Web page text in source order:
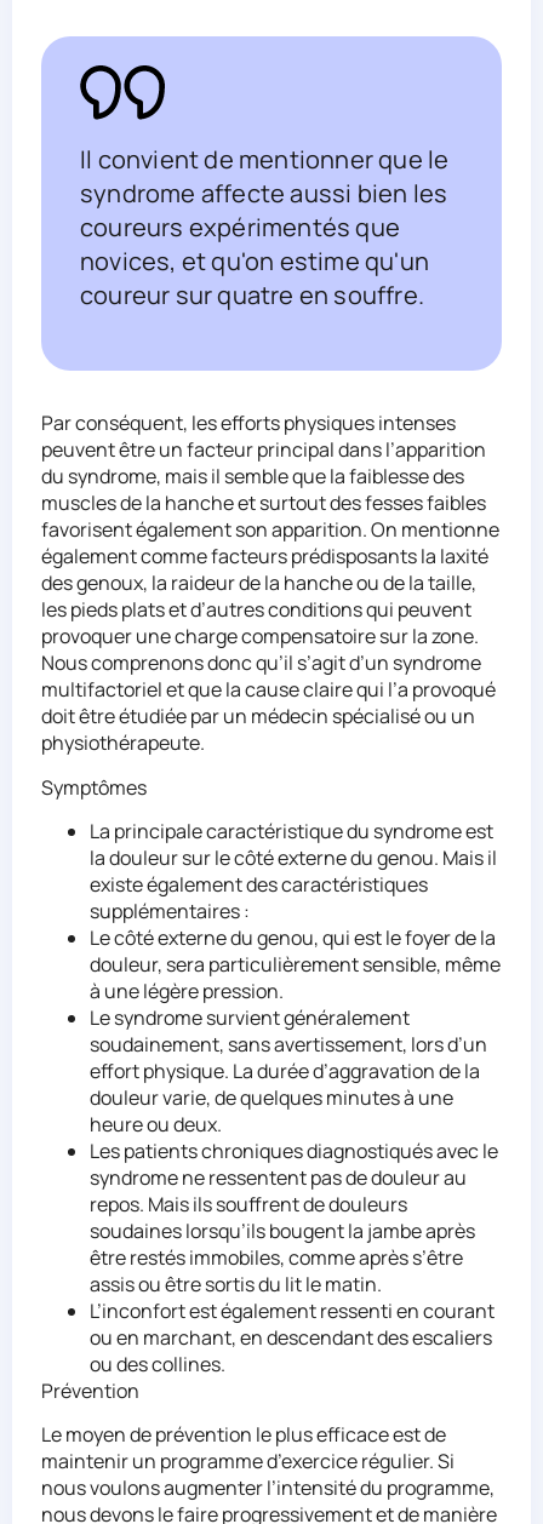
Il convient de mentionner que le
syndrome affecte aussi bien les
coureurs expérimentés que
novices, et qu'on estime qu'un
coureur sur quatre en souffre.
Par conséquent, les efforts physiques intenses
peuvent être un facteur principal dans l’apparition
du syndrome, mais il semble que la faiblesse des
muscles de la hanche et surtout des fesses faibles
favorisent également son apparition. On mentionne
également comme facteurs prédisposants la laxité
des genoux, la raideur de la hanche ou de la taille,
les pieds plats et d’autres conditions qui peuvent
provoquer une charge compensatoire sur la zone.
Nous comprenons donc qu’il s’agit d’un syndrome
multifactoriel et que la cause claire qui l’a provoqué
doit être étudiée par un médecin spécialisé ou un
physiothérapeute.
Symptômes
La principale caractéristique du syndrome est
la douleur sur le côté externe du genou. Mais il
existe également des caractéristiques
supplémentaires :
Le côté externe du genou, qui est le foyer de la
douleur, sera particulièrement sensible, même
à une légère pression.
Le syndrome survient généralement
soudainement, sans avertissement, lors d’un
effort physique. La durée d’aggravation de la
douleur varie, de quelques minutes à une
heure ou deux.
Les patients chroniques diagnostiqués avec le
syndrome ne ressentent pas de douleur au
repos. Mais ils souffrent de douleurs
soudaines lorsqu’ils bougent la jambe après
être restés immobiles, comme après s’être
assis ou être sortis du lit le matin.
L’inconfort est également ressenti en courant
ou en marchant, en descendant des escaliers
ou des collines.
Prévention
Le moyen de prévention le plus efficace est de
maintenir un programme d’exercice régulier. Si
nous voulons augmenter l’intensité du programme,
nous devons le faire progressivement et de manière